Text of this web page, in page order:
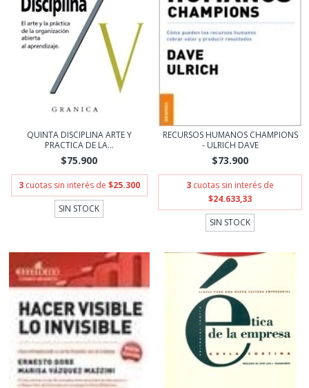
QUINTA DISCIPLINA ARTE Y
PRACTICA DE LA...
$75.900
3 cuotas sin interés de $25.300
SIN STOCK
RECURSOS HUMANOS CHAMPIONS
- ULRICH DAVE
$73.900
3 cuotas sin interés de
$24.633,33
SIN STOCK